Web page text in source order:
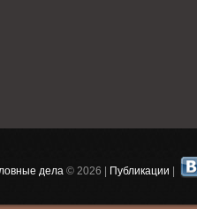
дела © 2026 | Публикации |